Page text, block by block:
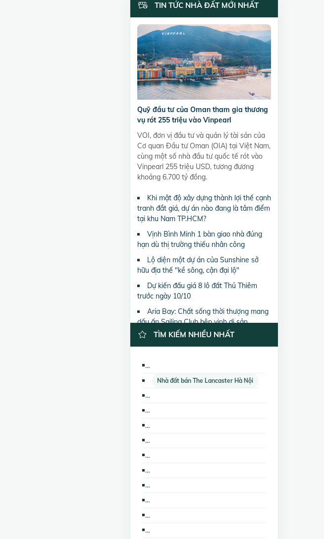
TIN TỨC NHÀ ĐẤT MỚI NHẤT
Quỹ đầu tư của Oman tham gia thương
vụ rót 255 triệu vào Vinpearl
VOI, đơn vị đầu tư và quản lý tài sản của
Cơ quan Đầu tư Oman (OIA) tại Việt Nam,
cùng một số nhà đầu tư quốc tế rót vào
Vinpearl 255 triệu USD, tương đương
khoảng 6.700 tỷ đồng.
Khi mật độ xây dựng thành lợi thế cạnh
tranh đắt giá, dự án nào đang là tâm điểm
tại khu Nam TP.HCM?
Vịnh Bình Minh 1 bàn giao nhà đúng
hạn dù thị trường thiếu nhân công
Lộ diện một dự án của Sunshine sở
hữu địa thế "kề sông, cận đại lộ"
Dự kiến đấu giá 8 lô đất Thủ Thiêm
trước ngày 10/10
Aria Bay: Chất sống thời thượng mang
dấu ấn Sailing Club bên vịnh di sản
TÌM KIẾM NHIỀU NHẤT
Nhà đất bán The Lancaster Hà Nội